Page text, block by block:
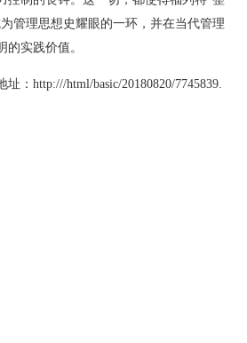
管理思想史耀眼的一环，并在当代管理
的实践价值。
：http:///html/basic/20180820/7745839.